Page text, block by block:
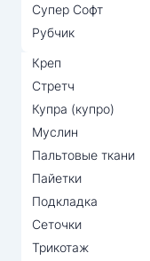
Супер Софт
Рубчик
Креп
Стретч
Купра (купро)
Муслин
Пальтовые ткани
Пайетки
Подкладка
Сеточки
Трикотаж